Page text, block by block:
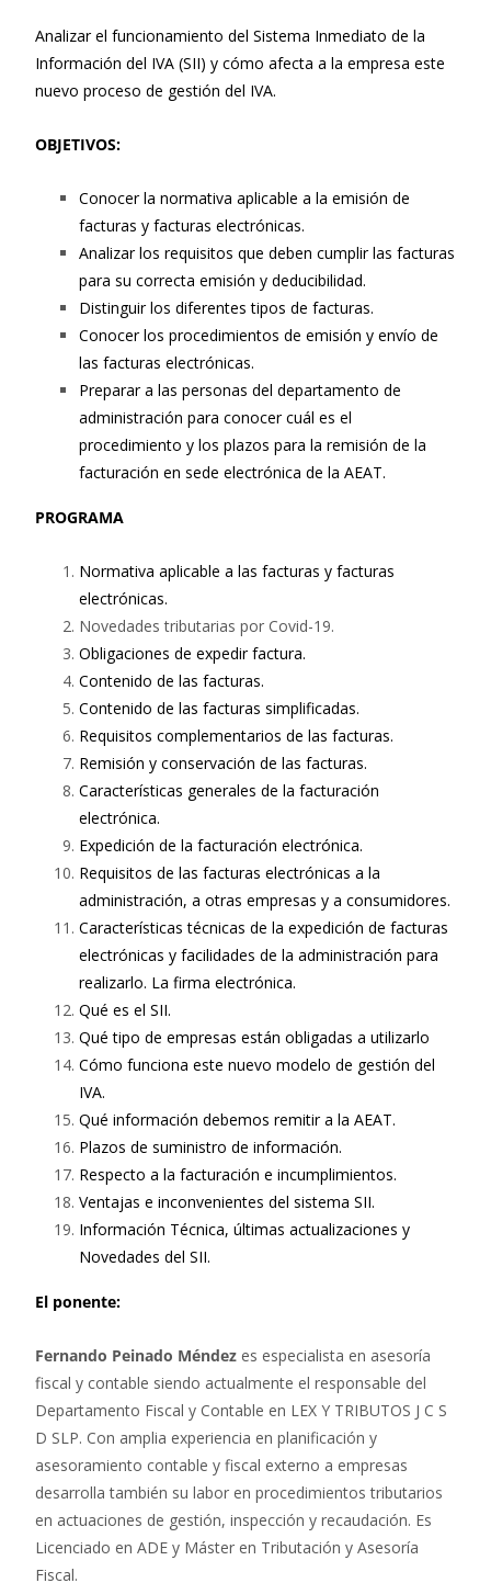
Analizar el funcionamiento del Sistema Inmediato de la
Información del IVA (SII) y cómo afecta a la empresa este
nuevo proceso de gestión del IVA.
OBJETIVOS:
Conocer la normativa aplicable a la emisión de
facturas y facturas electrónicas.
Analizar los requisitos que deben cumplir las facturas
para su correcta emisión y deducibilidad.
Distinguir los diferentes tipos de facturas.
Conocer los procedimientos de emisión y envío de
las facturas electrónicas.
Preparar a las personas del departamento de
administración para conocer cuál es el
procedimiento y los plazos para la remisión de la
facturación en sede electrónica de la AEAT.
PROGRAMA
Normativa aplicable a las facturas y facturas
electrónicas.
Novedades tributarias por Covid-19.
Obligaciones de expedir factura.
Contenido de las facturas.
Contenido de las facturas simplificadas.
Requisitos complementarios de las facturas.
Remisión y conservación de las facturas.
Características generales de la facturación
electrónica.
Expedición de la facturación electrónica.
Requisitos de las facturas electrónicas a la
administración, a otras empresas y a consumidores.
Características técnicas de la expedición de facturas
electrónicas y facilidades de la administración para
realizarlo. La firma electrónica.
Qué es el SII.
Qué tipo de empresas están obligadas a utilizarlo
Cómo funciona este nuevo modelo de gestión del
IVA.
Qué información debemos remitir a la AEAT.
Plazos de suministro de información.
Respecto a la facturación e incumplimientos.
Ventajas e inconvenientes del sistema SII.
Información Técnica, últimas actualizaciones y
Novedades del SII.
El ponente:
Fernando Peinado Méndez es especialista en asesoría
fiscal y contable siendo actualmente el responsable del
Departamento Fiscal y Contable en LEX Y TRIBUTOS J C S
D SLP. Con amplia experiencia en planificación y
asesoramiento contable y fiscal externo a empresas
desarrolla también su labor en procedimientos tributarios
en actuaciones de gestión, inspección y recaudación. Es
Licenciado en ADE y Máster en Tributación y Asesoría
Fiscal.